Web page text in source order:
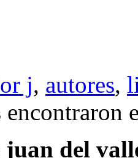
j, autores,
juan del